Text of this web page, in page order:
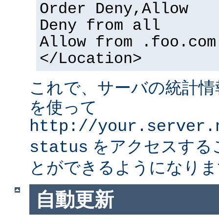
Order Deny,Allow
Deny from all
Allow from .foo.com
</Location>
これで、サーバの統計
を使って
http://
status をアクセスす
とができるようになり
自動更新